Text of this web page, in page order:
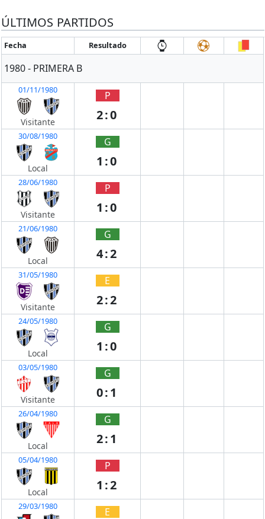
ÚLTIMOS PARTIDOS
Fecha Resultado
1980 - PRIMERA B
01/11/1980
Visitante
P
2:0
30/08/1980
Local
G
1:0
28/06/1980
Visitante
P
1:0
21/06/1980
Local
G
4:2
31/05/1980
Visitante
E
2:2
24/05/1980
Local
G
1:0
03/05/1980
Visitante
G
0:1
26/04/1980
Local
G
2:1
05/04/1980
Local
P
1:2
29/03/1980 E